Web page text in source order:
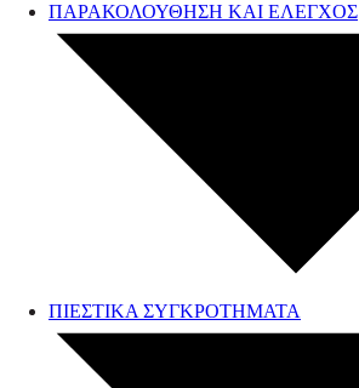
ΠΑΡΑΚΟΛΟΥΘΗΣΗ ΚΑΙ ΕΛΕΓΧΟΣ
ΠΙΕΣΤΙΚΑ ΣΥΓΚΡΟΤΗΜΑΤΑ